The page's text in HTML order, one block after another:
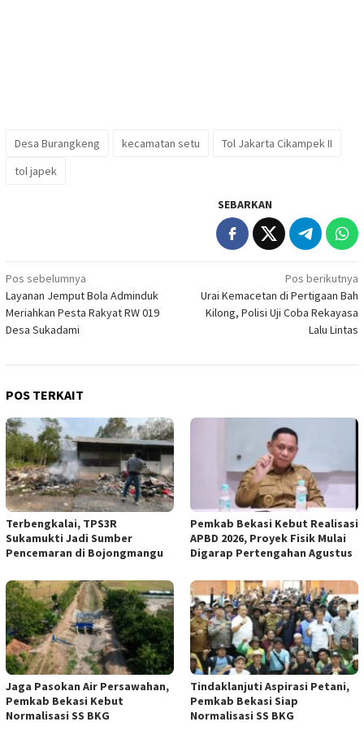
Desa Burangkeng kecamatan setu
Tol Jakarta Cikampek II
tol japek
SEBARKAN
Navigasi
pos
Pos sebelumnya
Layanan Jemput Bola Adminduk
Meriahkan Pesta Rakyat RW 019
Desa Sukadami
Pos berikutnya
Urai Kemacetan di Pertigaan Bah
Kilong, Polisi Uji Coba Rekayasa
Lalu Lintas
POS TERKAIT
Terbengkalai, TPS3R
Sukamukti Jadi Sumber
Pencemaran di Bojongmangu
Pemkab Bekasi Kebut Realisasi
APBD 2026, Proyek Fisik Mulai
Digarap Pertengahan Agustus
Jaga Pasokan Air Persawahan,
Pemkab Bekasi Kebut
Normalisasi SS BKG
Tindaklanjuti Aspirasi Petani,
Pemkab Bekasi Siap
Normalisasi SS BKG